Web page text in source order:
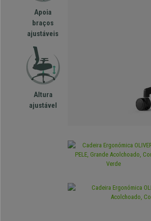
Apoia
braços
ajustáveis
Altura
ajustável